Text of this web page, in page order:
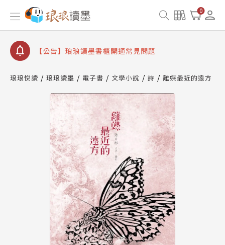
0
【公告】琅琅書店服務升級重要說明及資產合併結果
查詢
【公告】琅琅讀墨數位閱讀資產合併與書櫃開通申請
【公告】琅琅讀墨書櫃開通常見問題
請圖文教學
查詢
【公告】琅琅讀墨數位閱讀資產合併與書櫃開通申請
琅琅悅讀 琅琅讀墨 電子書 文學小說 詩 離蝶最近的遠方